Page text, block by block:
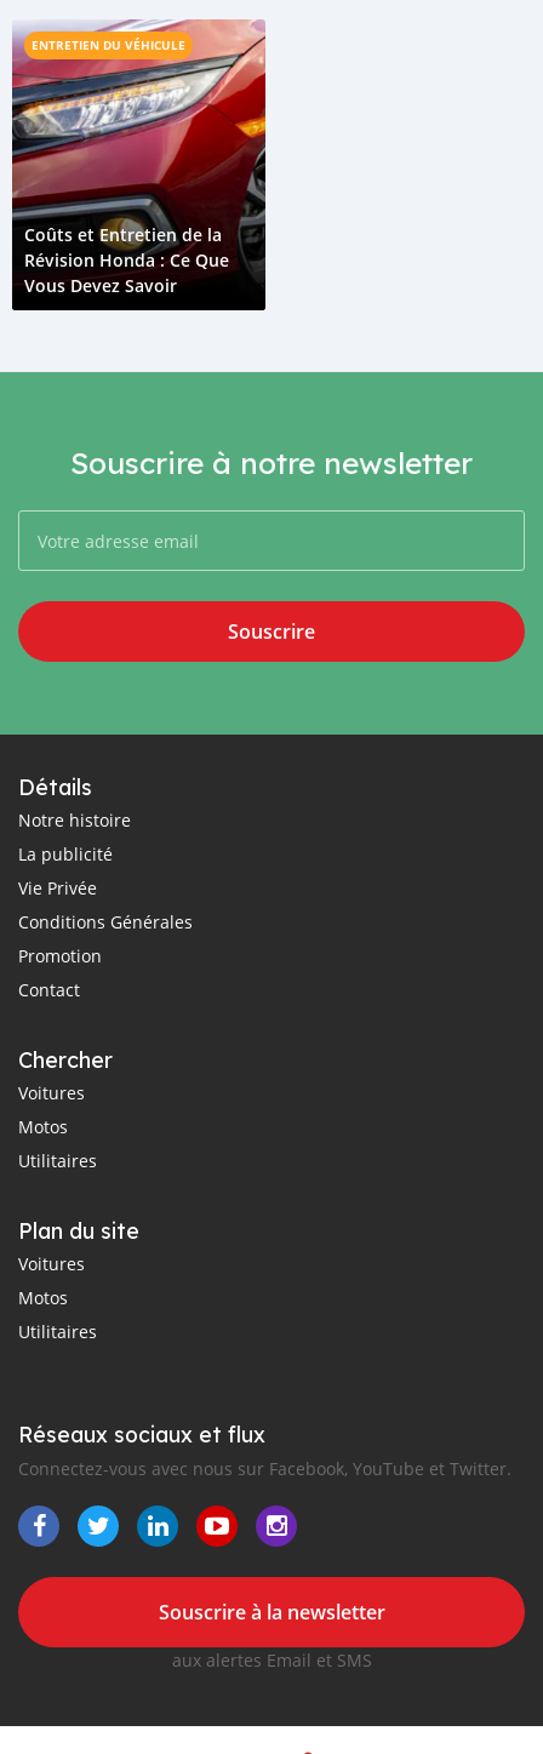
ENTRETIEN DU VÉHICULE
Coûts et Entretien de la
Révision Honda : Ce Que
Vous Devez Savoir
Souscrire à notre newsletter
Souscrire
Détails
Notre histoire
La publicité
Vie Privée
Conditions Générales
Promotion
Contact
Chercher
Voitures
Motos
Utilitaires
Plan du site
Voitures
Motos
Utilitaires
Réseaux sociaux et flux
Connectez-vous avec nous sur Facebook, YouTube et Twitter.
Souscrire à la newsletter
aux alertes Email et SMS